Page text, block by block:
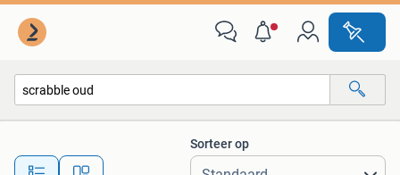
Alle afstanden…
Sorteer op